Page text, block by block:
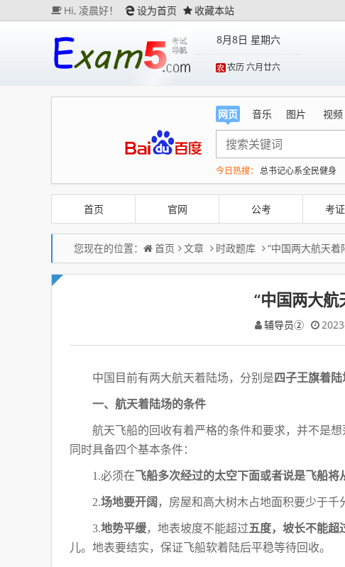
Hi, 凌晨好！ 设为首页 收藏本站
8月8日 星期六
农历 六月廿六
网页 音乐 图片 视频
今日热搜： 总书记心系全民健身
今年第二强台风将带来多大影响
以媒：穆杰塔巴被紧急送医情况
首页 官网 公考 考
您现在的位置： 首页 文章 时政题库 “中国两大航天着
“中国两大航
辅导员②
中国目前有两大航天着陆场，分别是 四子王旗着
一、航天着陆场的条件
航天飞船的回收有着严格的条件和要求，并不是
同时具备四个基本条件：
1.必须在飞船多次经过的太空下面或者说是飞船将
2.场地要开阔 ，房屋和高大树木占地面积要少于
3.地势平缓，地表坡度不能超过五度，坡长不能超
儿。地表要结实，保证飞船软着陆后平稳等待回收。